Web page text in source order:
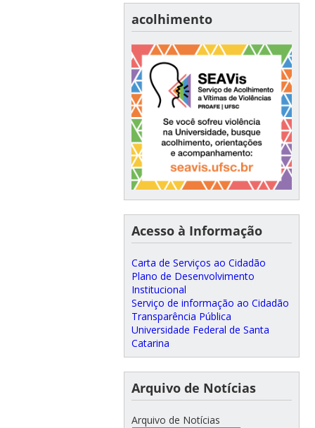
acolhimento
Acesso à Informação
Carta de Serviços ao Cidadão
Plano de Desenvolvimento
Institucional
Serviço de informação ao Cidadão
Transparência Pública
Universidade Federal de Santa
Catarina
Arquivo de Notícias
Arquivo de Notícias